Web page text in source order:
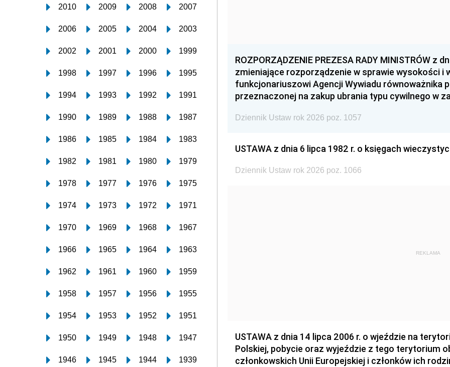
2010 2009 2008 2007
2006 2005 2004 2003
2002 2001 2000 1999
1998 1997 1996 1995
1994 1993 1992 1991
1990 1989 1988 1987
1986 1985 1984 1983
1982 1981 1980 1979
1978 1977 1976 1975
1974 1973 1972 1971
1970 1969 1968 1967
1966 1965 1964 1963
1962 1961 1960 1959
1958 1957 1956 1955
1954 1953 1952 1951
1950 1949 1948 1947
1946 1945 1944 1939
ROZPORZĄDZENIE PREZESA RADY MINISTRÓW z
zmieniające rozporządzenie w sprawie wysokości i
funkcjonariuszowi Agencji Wywiadu równoważnika
przeznaczonej na zakup ubrania typu cywilnego w
Dziennik Ustaw rok 2026 poz. 1057
USTAWA z dnia 6 lipca 1982 r. o księgach
Dziennik Ustaw rok 2026 poz. 1066
REKLAMA
USTAWA z dnia 14 lipca 2006 r. o wjeździe na
Polskiej, pobycie oraz wyjeździe z tego terytorium
członkowskich Unii Europejskiej i członków ich